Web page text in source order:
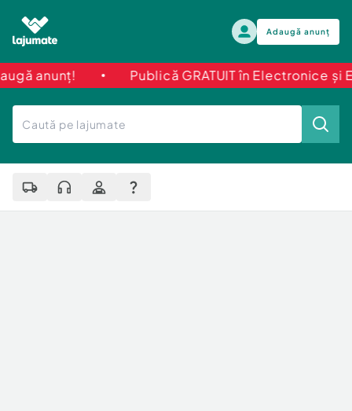
Adaugă anunț
Publică GRATUIT în Electronice și